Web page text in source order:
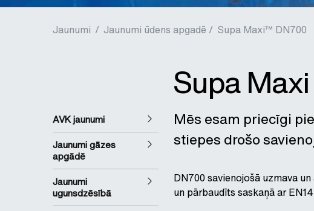
Jaunumi / Jaunumi ūdens apgadē / Supa Maxi™ DN700
AVK jaunumi
Jaunumi gāzes
apgādē
Jaunumi
ugunsdzēsībā
Supa
Mēs esam priecīgi
stiepes drošo
DN700 savienojošā uzmava
un pārbaudīts saskaņā ar